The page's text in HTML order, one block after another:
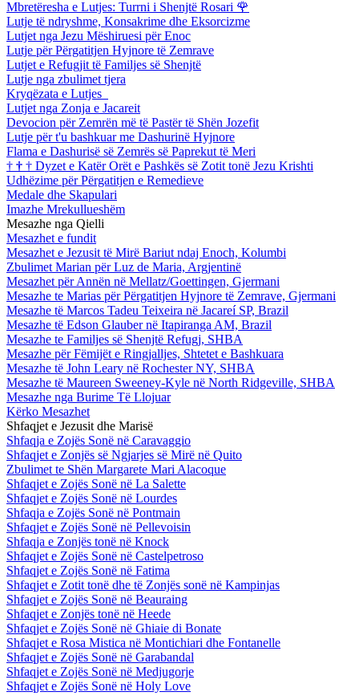
Mbretëresha e Lutjes: Turrni i Shenjtë Rosari 🌹
Lutje të ndryshme, Konsakrime dhe Eksorcizme
Lutjet nga Jezu Mëshiruesi për Enoc
Lutje për Përgatitjen Hyjnore të Zemrave
Lutjet e Refugjit të Familjes së Shenjtë
Lutje nga zbulimet tjera
Kryqëzata e Lutjes
Lutjet nga Zonja e Jacareit
Devocion për Zemrën më të Pastër të Shën Jozefit
Lutje për t'u bashkuar me Dashurinë Hyjnore
Flama e Dashurisë së Zemrës së Paprekut të Meri
† † † Dyzet e Katër Orët e Pashkës së Zotit tonë Jezu Krishti
Udhëzime për Përgatitjen e Remedieve
Medale dhe Skapulari
Imazhe Mrekullueshëm
Mesazhe nga Qielli
Mesazhet e fundit
Mesazhet e Jezusit të Mirë Bariut ndaj Enoch, Kolumbi
Zbulimet Marian për Luz de Maria, Argjentinë
Mesazhet për Annën në Mellatz/Goettingen, Gjermani
Mesazhe te Marias për Përgatitjen Hyjnore të Zemrave, Gjermani
Mesazhe të Marcos Tadeu Teixeira në Jacareí SP, Brazil
Mesazhe të Edson Glauber në Itapiranga AM, Brazil
Mesazhe te Familjes së Shenjtë Refugj, SHBA
Mesazhe për Fëmijët e Ringjalljes, Shtetet e Bashkuara
Mesazhe të John Leary në Rochester NY, SHBA
Mesazhe të Maureen Sweeney-Kyle në North Ridgeville, SHBA
Mesazhe nga Burime Të Llojuar
Kërko Mesazhet
Shfaqjet e Jezusit dhe Marisë
Shfaqja e Zojës Sonë në Caravaggio
Shfaqjet e Zonjës së Ngjarjes së Mirë në Quito
Zbulimet te Shën Margarete Mari Alacoque
Shfaqjet e Zojës Sonë në La Salette
Shfaqjet e Zojës Sonë në Lourdes
Shfaqja e Zojës Sonë në Pontmain
Shfaqjet e Zojës Sonë në Pellevoisin
Shfaqja e Zonjës tonë në Knock
Shfaqjet e Zojës Sonë në Castelpetroso
Shfaqjet e Zojës Sonë në Fatima
Shfaqjet e Zotit tonë dhe të Zonjës sonë në Kampinjas
Shfaqjet e Zojës Sonë në Beauraing
Shfaqjet e Zonjës tonë në Heede
Shfaqjet e Zojës Sonë në Ghiaie di Bonate
Shfaqjet e Rosa Mistica në Montichiari dhe Fontanelle
Shfaqjet e Zojës Sonë në Garabandal
Shfaqjet e Zojës Sonë në Medjugorje
Shfaqjet e Zojës Sonë në Holy Love